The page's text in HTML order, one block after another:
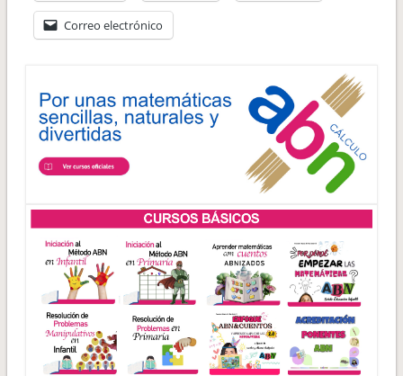
Correo electrónico